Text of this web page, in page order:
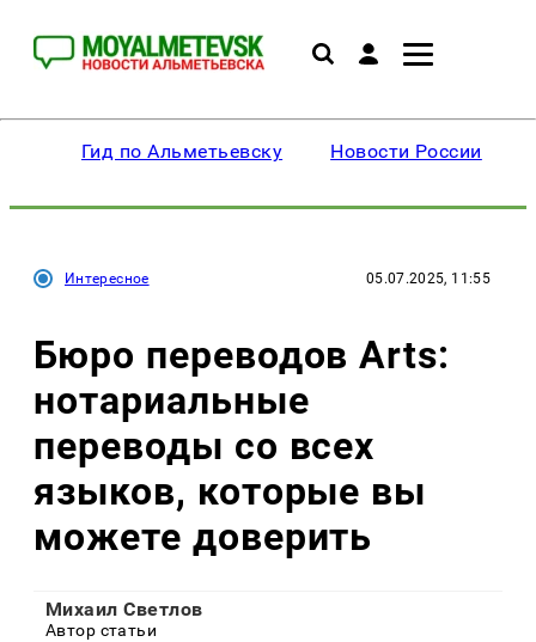
Гид по Альметьевску Новости России
Интересное 05.07.2025, 11:55
Бюро переводов Arts:
нотариальные
переводы со всех
языков, которые вы
можете доверить
Михаил Светлов
Автор статьи